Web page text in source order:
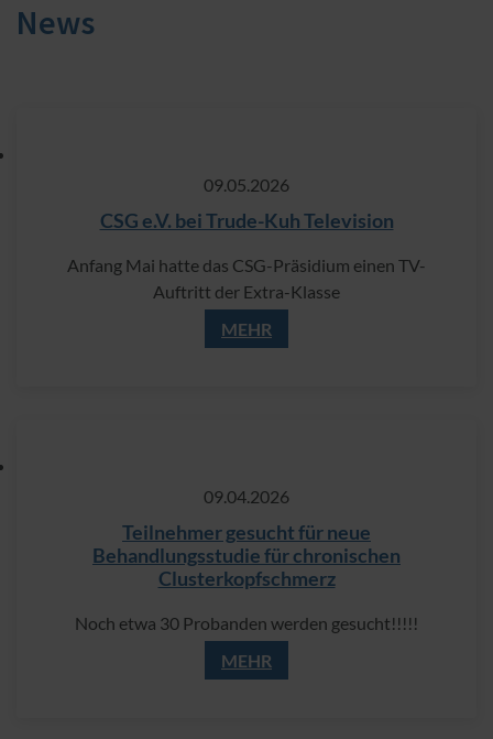
News
09.​05.​2026
CSG e.V. bei Trude-Kuh Television
Anfang Mai hatte das CSG-Präsidium einen TV-
Auftritt der Extra-Klasse
MEHR
09.​04.​2026
Teilnehmer gesucht für neue
Behandlungsstudie für chronischen
Clusterkopfschmerz
Noch etwa 30 Probanden werden gesucht!!!!!
MEHR